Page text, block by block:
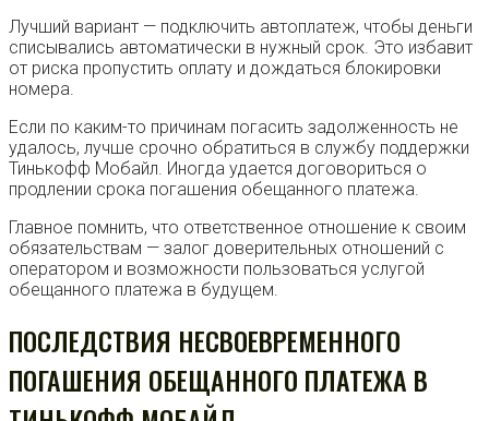
Лучший вариант — подключить автоплатеж, чтобы деньги
списывались автоматически в нужный срок. Это избавит
от риска пропустить оплату и дождаться блокировки
номера.
Если по каким-то причинам погасить задолженность не
удалось, лучше срочно обратиться в службу поддержки
Тинькофф Мобайл. Иногда удается договориться о
продлении срока погашения обещанного платежа.
Главное помнить, что ответственное отношение к своим
обязательствам — залог доверительных отношений с
оператором и возможности пользоваться услугой
обещанного платежа в будущем.
ПОСЛЕДСТВИЯ НЕСВОЕВРЕМЕННОГО
ПОГАШЕНИЯ ОБЕЩАННОГО ПЛАТЕЖА В